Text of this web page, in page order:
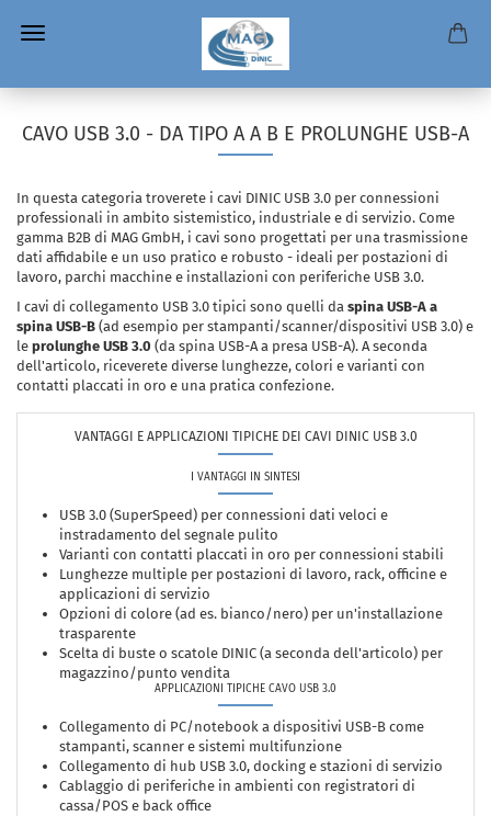
CAVO USB 3.0 - DA TIPO A A B E PROLUNGHE USB-A
In questa categoria troverete i cavi DINIC USB 3.0 per connessioni
professionali in ambito sistemistico, industriale e di servizio. Come
gamma B2B di MAG GmbH, i cavi sono progettati per una trasmissione
dati affidabile e un uso pratico e robusto - ideali per postazioni di
lavoro, parchi macchine e installazioni con periferiche USB 3.0.
I cavi di collegamento USB 3.0 tipici sono quelli da spina USB-A a
spina USB-B (ad esempio per stampanti/scanner/dispositivi USB 3.0) e
le prolunghe USB 3.0 (da spina USB-A a presa USB-A). A seconda
dell'articolo, riceverete diverse lunghezze, colori e varianti con
contatti placcati in oro e una pratica confezione.
VANTAGGI E APPLICAZIONI TIPICHE DEI CAVI DINIC USB 3.0
I VANTAGGI IN SINTESI
USB 3.0 (SuperSpeed) per connessioni dati veloci e
instradamento del segnale pulito
Varianti con contatti placcati in oro per connessioni stabili
Lunghezze multiple per postazioni di lavoro, rack, officine e
applicazioni di servizio
Opzioni di colore (ad es. bianco/nero) per un'installazione
trasparente
Scelta di buste o scatole DINIC (a seconda dell'articolo) per
magazzino/punto vendita
APPLICAZIONI TIPICHE CAVO USB 3.0
Collegamento di PC/notebook a dispositivi USB-B come
stampanti, scanner e sistemi multifunzione
Collegamento di hub USB 3.0, docking e stazioni di servizio
Cablaggio di periferiche in ambienti con registratori di
cassa/POS e back office